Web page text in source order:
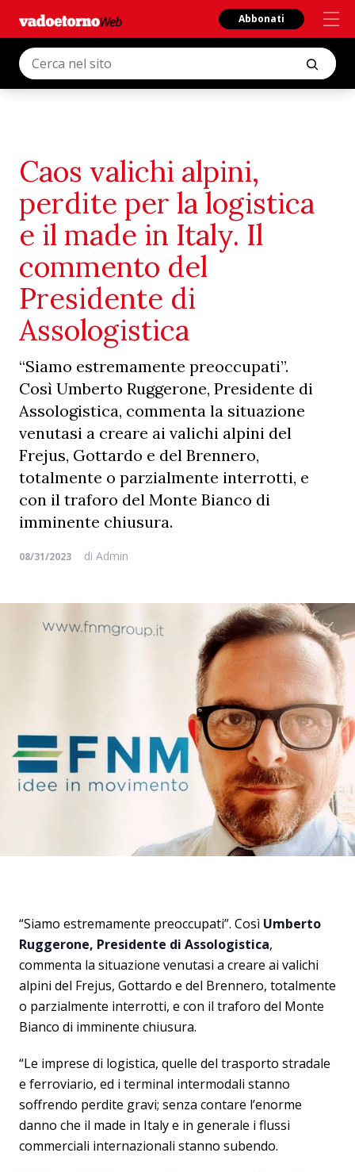
Abbonati
Caos valichi alpini,
perdite per la logistica
e il made in Italy. Il
commento del
Presidente di
Assologistica
“Siamo estremamente preoccupati”.
Così Umberto Ruggerone, Presidente di
Assologistica, commenta la situazione
venutasi a creare ai valichi alpini del
Frejus, Gottardo e del Brennero,
totalmente o parzialmente interrotti, e
con il traforo del Monte Bianco di
imminente chiusura.
08/31/2023 di Admin
“Siamo estremamente preoccupati”. Così Umberto
Ruggerone, Presidente di Assologistica,
commenta la situazione venutasi a creare ai valichi
alpini del Frejus, Gottardo e del Brennero, totalmente
o parzialmente interrotti, e con il traforo del Monte
Bianco di imminente chiusura.
“Le imprese di logistica, quelle del trasporto stradale
e ferroviario, ed i terminal intermodali stanno
soffrendo perdite gravi; senza contare l’enorme
danno che il made in Italy e in generale i flussi
commerciali internazionali stanno subendo.